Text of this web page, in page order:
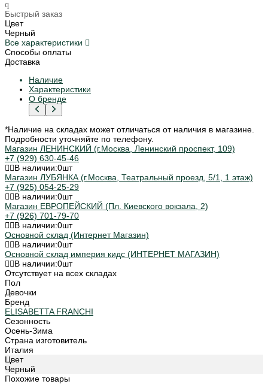
Быстрый заказ
Цвет
Черный
Все характеристики
Способы оплаты
Доставка
Наличие
Характеристики
О бренде
*Наличие на складах может отличаться от наличия в магазине.
Подробности уточняйте по телефону.
Магазин ЛЕНИНСКИЙ (г.Москва, Ленинский проспект, 109)
+7 (929) 630-45-46
В наличии:0шт
Магазин ЛУБЯНКА (г.Москва, Театральный проезд, 5/1, 1 этаж)
+7 (925) 054-25-29
В наличии:0шт
Магазин ЕВРОПЕЙСКИЙ (Пл. Киевского вокзала, 2)
+7 (926) 701-79-70
В наличии:0шт
Основной склад (Интернет Магазин)
В наличии:0шт
Основной склад империя кидс (ИНТЕРНЕТ МАГАЗИН)
В наличии:0шт
Отсутствует на всех складах
Пол
Девочки
Бренд
ELISABETTA FRANCHI
Сезонность
Осень-Зима
Страна изготовитель
Италия
Цвет
Черный
Похожие товары